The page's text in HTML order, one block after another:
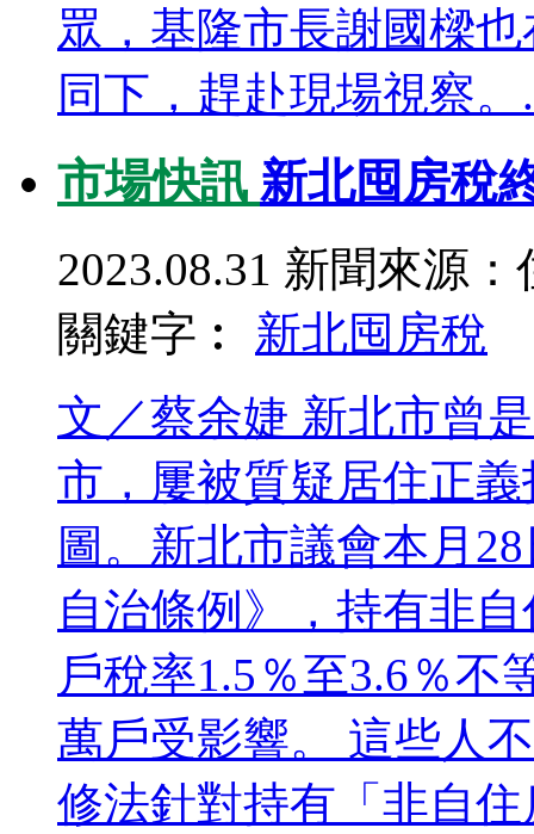
眾，基隆市長謝國樑
同下，趕赴現場視察。
市場快訊 新北囤房稅
2023.08.31 新聞來源：
關鍵字︰ 新北囤房稅
文／蔡余婕 新北市曾
市，屢被質疑居住正
圖。新北市議會本月
自治條例》，持有非
戶稅率1.5％至3.6％不
萬戶受影響。 這些人
修法針對持有「非自